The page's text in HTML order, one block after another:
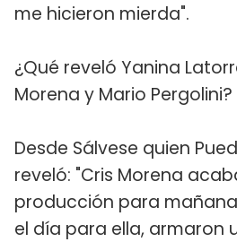
me hicieron mierda".
¿Qué reveló Yanina
Morena y Mario Pergolini?
Desde Sálvese quien
reveló: "Cris Morena
producción para
el día para ella, armaron